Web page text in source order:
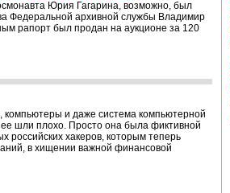
Юрия Гагарина, возможно, был
Федеральной архивной службы Владимир
рапорт был продан на аукционе за 120
компьютеры и даже система компьютерной
шли плохо. Просто она была фиктивной
российских хакеров, которым теперь
в хищении важной финансовой